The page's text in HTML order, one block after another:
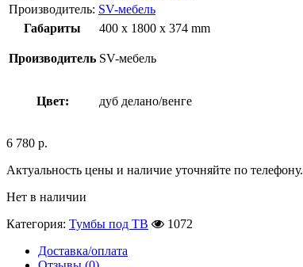
Производитель: SV-мебель
Габариты
400 x 1800 x 374 mm
Производитель SV-мебель
Цвет: дуб делано/венге
6 780 р.
Актуальность цены и наличие уточняйте по телефону.
Нет в наличии
Категория: Тумбы под ТВ
1072
Доставка/оплата